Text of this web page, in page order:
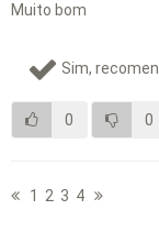
Muito bom
Sim,
0 0
1 2 3 4